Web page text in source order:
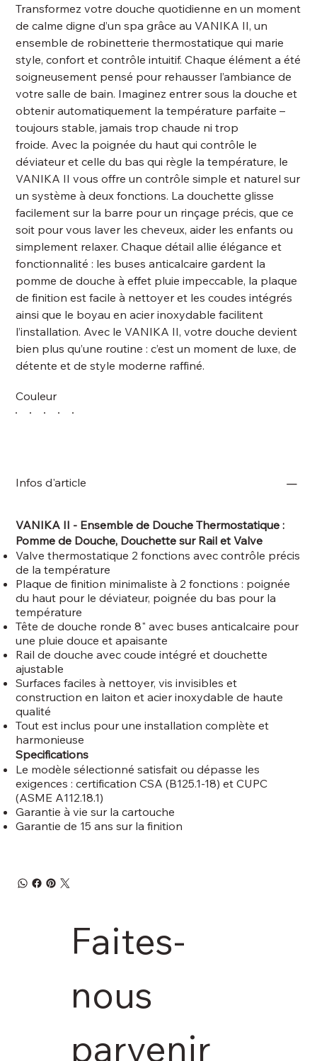
Transformez votre douche quotidienne en un moment
de calme digne d’un spa grâce au VANIKA II, un
ensemble de robinetterie thermostatique qui marie
style, confort et contrôle intuitif. Chaque élément a été
soigneusement pensé pour rehausser l’ambiance de
votre salle de bain. Imaginez entrer sous la douche et
obtenir automatiquement la température parfaite –
toujours stable, jamais trop chaude ni trop
froide. Avec la poignée du haut qui contrôle le
déviateur et celle du bas qui règle la température, le
VANIKA II vous offre un contrôle simple et naturel sur
un système à deux fonctions. La douchette glisse
facilement sur la barre pour un rinçage précis, que ce
soit pour vous laver les cheveux, aider les enfants ou
simplement relaxer. Chaque détail allie élégance et
fonctionnalité : les buses anticalcaire gardent la
pomme de douche à effet pluie impeccable, la plaque
de finition est facile à nettoyer et les coudes intégrés
ainsi que le boyau en acier inoxydable facilitent
l’installation. Avec le VANIKA II, votre douche devient
bien plus qu’une routine : c’est un moment de luxe, de
détente et de style moderne raffiné.
Couleur
Infos d'article
VANIKA II - Ensemble de Douche Thermostatique :
Pomme de Douche, Douchette sur Rail et Valve
Valve thermostatique 2 fonctions avec contrôle précis
de la température
Plaque de finition minimaliste à 2 fonctions : poignée
du haut pour le déviateur, poignée du bas pour la
température
Tête de douche ronde 8" avec buses anticalcaire pour
une pluie douce et apaisante
Rail de douche avec coude intégré et douchette
ajustable
Surfaces faciles à nettoyer, vis invisibles et
construction en laiton et acier inoxydable de haute
qualité
Tout est inclus pour une installation complète et
harmonieuse
Specifications
Le modèle sélectionné satisfait ou dépasse les
exigences : certification CSA (B125.1-18) et CUPC
(ASME A112.18.1)
Garantie à vie sur la cartouche
Garantie de 15 ans sur la finition
Faites-
nous
parvenir